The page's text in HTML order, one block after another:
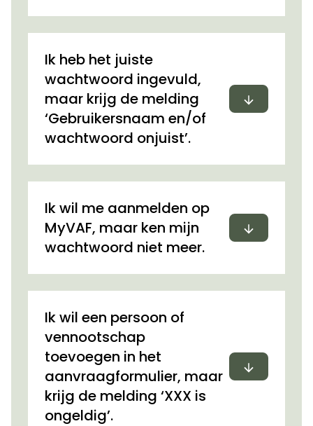
Ik heb het juiste
wachtwoord ingevuld,
maar krijg de melding
‘Gebruikersnaam en/of
wachtwoord onjuist’.
Uitvouwen
Ik wil me aanmelden op
MyVAF, maar ken mijn
wachtwoord niet meer.
Uitvouwen
Ik wil een persoon of
vennootschap
toevoegen in het
aanvraagformulier, maar
krijg de melding ‘XXX is
ongeldig’.
Uitvouwen